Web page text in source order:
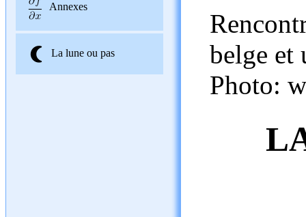
Annexes
La lune ou pas
belge et
Photo: